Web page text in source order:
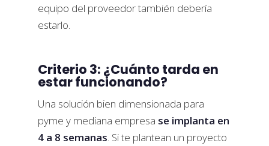
equipo del proveedor también debería
estarlo.
Criterio 3: ¿Cuánto tarda en
estar funcionando?
Una solución bien dimensionada para
pyme y mediana empresa se implanta en
4 a 8 semanas. Si te plantean un proyecto